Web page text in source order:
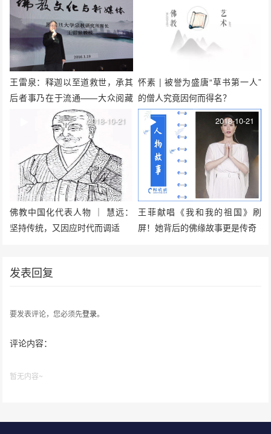
王雷泉：释迦以至道救世，承其
后者事乃在于流通——大众阅藏
对于构建网络佛教之体的意义
怀素 | 被誉为盛唐“草书第一人”
的僧人究竟因何而得名？
佛教中国化代表人物 ｜ 慧远：
坚持传统，又因应时代而调适
2018-10-21
王菲献唱《我和我的祖国》刷
屏！她背后的佛缘故事更是传奇
2018-10-21
发表回复
要发表评论，您必须先登录。
评论内容：
暂无内容~